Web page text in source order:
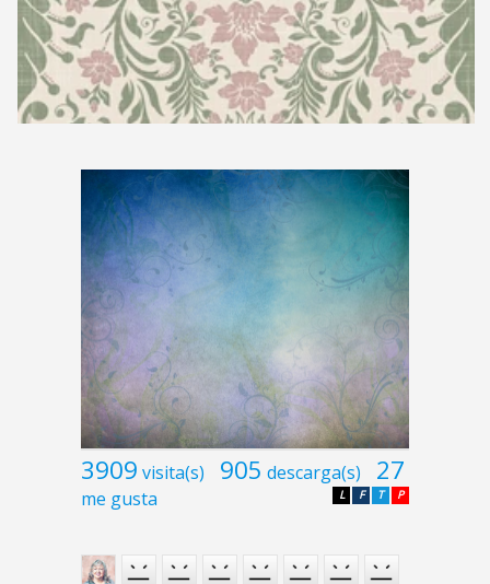
3909 visita(s) 905 descarga(s) 27
me gusta P
T
F
L